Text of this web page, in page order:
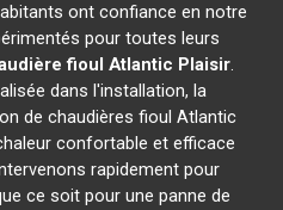
ont confiance en notre
pour toutes leurs
fioul Atlantic Plaisir.
dans l'installation, la
de chaudières fioul Atlantic
confortable et efficace
rapidement pour
ce soit pour une panne de